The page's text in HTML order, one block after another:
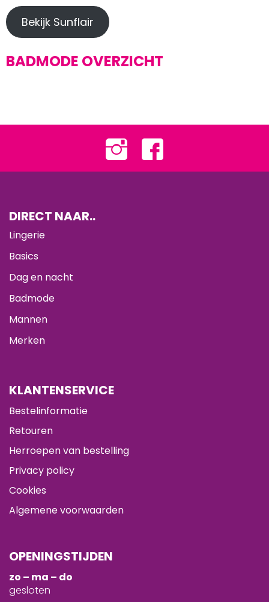
Bekijk Sunflair
BADMODE OVERZICHT
DIRECT NAAR..
Lingerie
Basics
Dag en nacht
Badmode
Mannen
Merken
KLANTENSERVICE
Bestelinformatie
Retouren
Herroepen van bestelling
Privacy policy
Cookies
Algemene voorwaarden
OPENINGSTIJDEN
zo – ma – do
gesloten